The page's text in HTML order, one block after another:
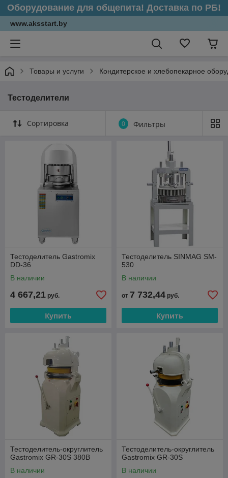
Оборудование для общепита! Доставка по РБ!
www.aksstart.by
Товары и услуги Кондитерское и хлебопекарное
Тестоделители
Сортировка 0 Фильтры
Тестоделитель Gastromix
DD-36
В наличии
4 667,21 руб.
Купить
Тестоделитель SINMAG SM-
530
В наличии
от 7 732,44 руб.
Купить
Тестоделитель-округлитель
Gastromix GR-30S 380В
В наличии
Тестоделитель-округлитель
Gastromix GR-30S
В наличии